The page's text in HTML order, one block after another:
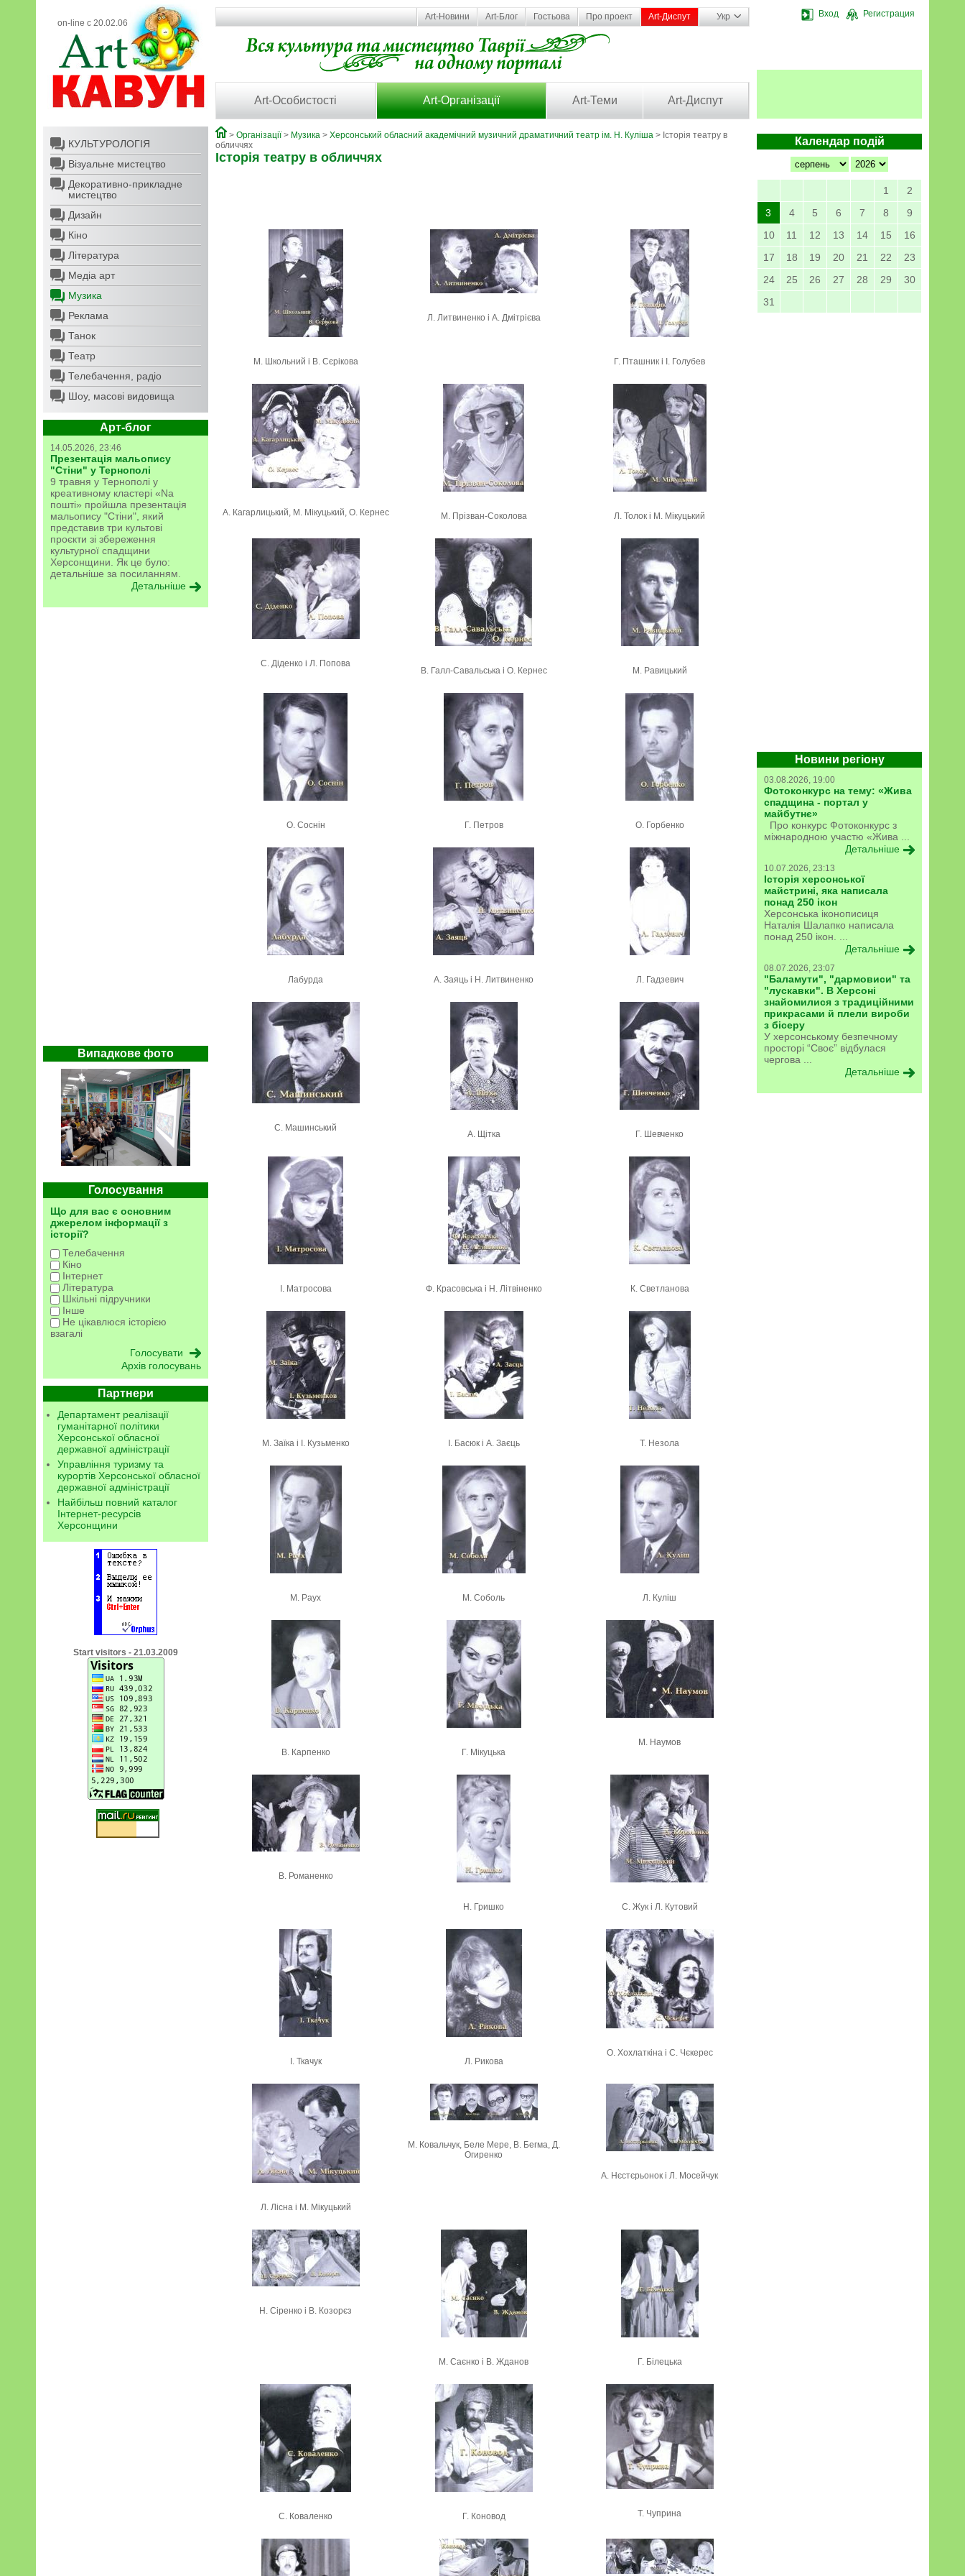
on-line с 20.02.06
Вход Регистрация
Art-Новини Art-Блог Гостьова Про проект Art-Диспут Укр
Art-Особистості Art-Організації Art-Теми Art-Диспут
КУЛЬТУРОЛОГІЯ
Візуальне мистецтво
Декоративно-прикладне
мистецтво
Дизайн
Кіно
Література
Медіа арт
Музика
Реклама
Танок
Театр
Телебачення, радіо
Шоу, масові видовища
Арт-блог
14.05.2026, 23:46
Презентація мальопису
"Стіни" у Тернополі
9 травня у Тернополі у
креативному кластері «Na
пошті» пройшла презентація
мальопису "Стіни", який
представив три культові
проєкти зі збереження
культурної спадщини
Херсонщини. Як це було:
детальніше за посиланням.
Детальніше
Випадкове фото
Голосування
Що для вас є основним
джерелом інформації з
історії?
Телебачення
Кіно
Інтернет
Література
Шкільні підручники
Інше
Не цікавлюся історією
взагалі
Архів голосувань
Партнери
Департамент реалізації
гуманітарної політики
Херсонської обласної
державної адміністрації
Управління туризму та
курортів Херсонської обласної
державної адміністрації
Найбільш повний каталог
Інтернет-ресурсів
Херсонщини
Start visitors - 21.03.2009
Календар подій
1
2
3
4 5 6 7 8
9
10
11 12 13 14 15
16
17
18 19 20 21 22
23
24
25 26 27 28 29
30
31
Новини регіону
03.08.2026, 19:00
Фотоконкурс на тему: «Жива
спадщина - портал у
майбутнє»
Про конкурс Фотоконкурс з
міжнародною участю «Жива ...
Детальніше
10.07.2026, 23:13
Історія херсонської
майстрині, яка написала
понад 250 ікон
Херсонська іконописиця
Наталія Шалапко написала
понад 250 ікон. ...
Детальніше
08.07.2026, 23:07
"Баламути", "дармовиси" та
"лускавки". В Херсоні
знайомилися з традиційними
прикрасами й плели вироби
з бісеру
У херсонському безпечному
просторі “Своє” відбулася
чергова ...
Детальніше
> Організації> Музика > Херсонський обласний академічний музичний драматичний театр ім. Н. Куліша > Історія театру в
обличчях
Історія театру в обличчях
М. Школьний і В. Сєрікова
Л. Литвиненко і А. Дмітрієва
Г. Пташник і І. Голубев
А. Кагарлицький, М. Мікуцький, О. Кернес М. Прізван-Соколова Л. Толок і М. Мікуцький
С. Діденко і Л. Попова
В. Галл-Савальська і О. Кернес М. Равицький
О. Соснін Г. Петров О. Горбенко
Лабурда А. Заяць і Н. Литвиненко Л. Гадзевич
С. Машинський
А. Щітка Г. Шевченко
І. Матросова Ф. Красовська і Н. Літвіненко К. Светланова
М. Заїка і І. Кузьменко І. Басюк і А. Заєць Т. Незола
М. Раух М. Соболь Л. Куліш
В. Карпенко Г. Мікуцька
М. Наумов
В. Романенко
Н. Гришко С. Жук і Л. Кутовий
І. Ткачук Л. Рикова
О. Хохлаткіна і С. Чєкерес
Л. Лісна і М. Мікуцький
М. Ковальчук, Беле Мере, В. Бегма, Д.
Огиренко
А. Нєстєрьонок і Л. Мосейчук
Н. Сіренко і В. Козорєз
М. Саєнко і В. Жданов Г. Білецька
С. Коваленко Г. Коновод Т. Чуприна